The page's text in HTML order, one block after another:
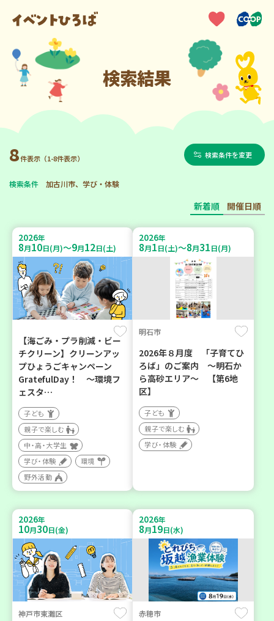
検索結果
8件表示（1-8件表示） 検索条件を変更
検索条件 加古川市、学び・体験
新着順 開催日順
2026年
8月10日(月)～9月12日(土)
【海ごみ・プラ削減・ビー
チクリーン】クリーンアッ
プひょうごキャンペーン
GratefulDay！ ～環境フ
ェスタ…
子ども
親子で楽しむ
中・高・大学生
学び・体験
環境
野外活動
2026年
8月1日(土)～8月31日(月)
明石市
2026年８月度 「子育てひ
ろば」のご案内 ～明石か
ら高砂エリア～ 【第6地
区】
子ども
親子で楽しむ
学び・体験
2026年
10月30日(金)
神戸市東灘区
2026年
8月19日(水)
赤穂市